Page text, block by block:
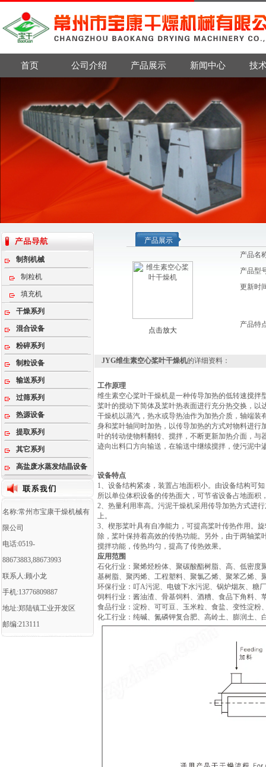
首页 公司介绍 产品展示 新闻中心 技
制剂机械
制粒机
填充机
干燥系列
混合设备
粉碎系列
制粒设备
输送系列
过筛系列
热源设备
提取系列
其它系列
高盐废水蒸发结晶设备
名称:常州市宝康干燥机械有
限公司
电话:0519-
88673883,88673993
联系人:顾小龙
手机:13776809887
地址:郑陆镇工业开发区
邮编:213111
产品展示
点击放大
产品名
产品型
更新时
产品特
JYG维生素空心桨叶干燥机的详细资料：
工作原理
维生素空心桨叶干燥机是一种传导加热的低转速搅
桨叶的搅动下简体及桨叶热表面进行充分热交换，以
干燥机以蒸汽，热水或导热油作为加热介质，轴端
身和桨叶轴同时加热，以传导加热的方式对物料进
叶的转动使物料翻转、搅拌，不断更新加热介面，
迹向出料口方向输送，在输送中继续搅拌，使污泥
设备特点
1、设备结构紧凑，装置占地面积小。由设备结构可
所以单位体积设备的传热面大，可节省设备占地面积
2、热量利用率高。污泥干燥机采用传导加热方式进
上。
3、楔形桨叶具有自净能力，可提高桨叶传热作用。
除，桨叶保持着高效的传热功能。另外，由于两轴
搅拌功能，传热均匀，提高了传热效果。
应用范围
石化行业：聚烯烃粉体、聚碳酸酯树脂、高、低密度
基树脂、聚丙烯、工程塑料、聚氯乙烯、聚苯乙烯
环保行业：叮A污泥、电镀下水污泥、锅炉烟灰、糖
饲料行业：酱油渣、骨基饲料、酒糟、食品下角料
食品行业：淀粉、可可豆、玉米粒、食盐、变性淀粉
化工行业：纯碱、氮磷钾复合肥、高岭土、膨润土